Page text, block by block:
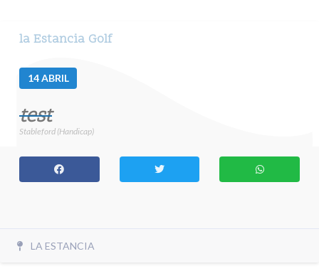
la Estancia Golf
14ABRIL
test
Stableford (Handicap)
LA ESTANCIA